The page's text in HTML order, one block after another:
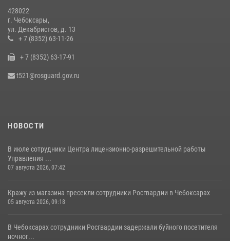
В преддверии сезона охоты Управление Росгвардии по Чувашской
Республике напоминает о правилах обращения с оружием
16 июля 2026, 12:46
Офицер СОБР «Искра» завоевал серебряную медаль на чемпионате
428022
г. Чебоксары,
ул. Декабристов, д. 13
+ 7 (8352) 63-11-26
+ 7 (8352) 63-17-91
t521@rosguard.gov.ru
НОВОСТИ
В июле сотрудники Центра лицензионно-разрешительной работы
Управления ...
07 августа 2026, 07:42
Кражу из магазина пресекли сотрудники Росгвардии в Чебоксарах
05 августа 2026, 09:18
В Чебоксарах сотрудники Росгвардии задержали буйного посетителя
ночног...